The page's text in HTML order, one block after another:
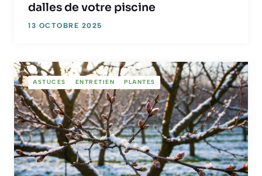
dalles de votre piscine
13 OCTOBRE 2025
ASTUCES ENTRETIEN PLANTES